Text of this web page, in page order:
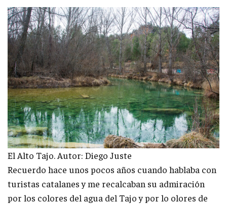
El Alto Tajo. Autor: Diego Juste
Recuerdo hace unos pocos años cuando hablaba con
turistas catalanes y me recalcaban su admiración
por los colores del agua del Tajo y por lo olores de